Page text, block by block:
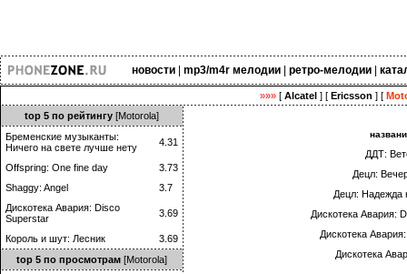
новости| mp3/m4r мелодии| ретро-мелодии|
»»»[ Alcatel] [ Ericsson ] [
top 5 по рейтингу [Motorola]
Бременские музыканты:
Ничего на свете лучше нету
4.31
Offspring: One fine day
3.73
Shaggy: Angel
3.7
Дискотека Авария: Disco
Superstar
3.69
Король и шут: Лесник
3.69
top 5 по просмотрам [Motorola]
ДДТ:
Децл:
Децл: Надежда
Дискотека Авария:
Дискотека
Дискотека